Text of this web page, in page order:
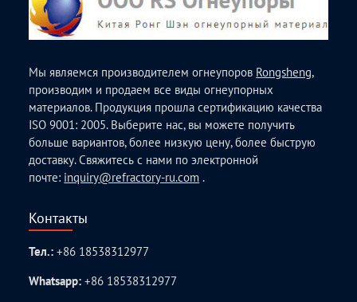
Мы являемся производителем огнеупоров Rongsheng,
производим и продаем все виды огнеупорных
материалов. Продукция прошла сертификацию качества
ISO 9001: 2005. Выберите нас, вы можете получить
больше вариантов, более низкую цену, более быструю
доставку. Свяжитесь с нами по электронной
почте: inquiry@refractory-ru.com .
Контакты
Тел.:+86 18538312977
Whatsapp:+86 18538312977